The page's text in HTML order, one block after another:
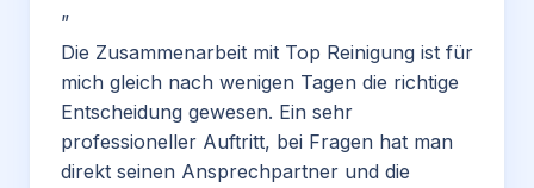
”
Die Zusammenarbeit mit Top Reinigung ist für
mich gleich nach wenigen Tagen die richtige
Entscheidung gewesen. Ein sehr
professioneller Auftritt, bei Fragen hat man
direkt seinen Ansprechpartner und die